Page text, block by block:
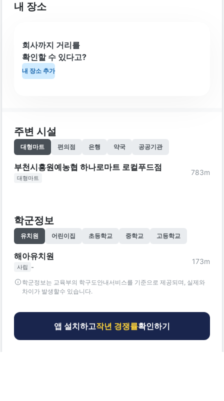
내 장소
회사까지 거리를
확인할 수 있다고?
내 장소 추가
주변 시설
대형마트 편의점 은행 약국 공공기관
부천시흥원예농협 하나로마트 로컬푸드점
대형마트
783m
학군정보
유치원 어린이집 초등학교 중학교 고등학교
해아유치원
사립 -
173m
학군정보는 교육부의 학구도안내서비스를 기준으로 제공되며, 실제와
차이가 발생할수 있습니다.
앱 설치하고작년 경쟁률확인하기